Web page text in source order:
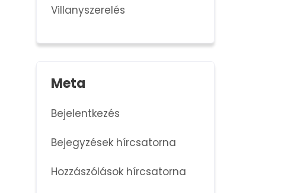
Villanyszerelés
Meta
Bejelentkezés
Bejegyzések hírcsatorna
Hozzászólások hírcsatorna